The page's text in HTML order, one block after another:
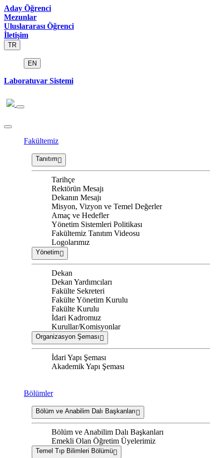
Aday Öğrenci
Mezunlar
Uluslararası Öğrenci
İletişim
TR
EN
Laboratuvar Sistemi
Fakültemiz
Tanıtım
Tarihçe
Rektörün Mesajı
Dekanın Mesajı
Misyon, Vizyon ve Temel Değerler
Amaç ve Hedefler
Yönetim Sistemleri Politikası
Fakültemiz Tanıtım Videosu
Logolarımız
Yönetim
Dekan
Dekan Yardımcıları
Fakülte Sekreteri
Fakülte Yönetim Kurulu
Fakülte Kurulu
İdari Kadromuz
Kurullar/Komisyonlar
Organizasyon Şeması
İdari Yapı Şeması
Akademik Yapı Şeması
Bölümler
Bölüm ve Anabilim Dalı Başkanları
Bölüm ve Anabilim Dalı Başkanları
Emekli Olan Öğretim Üyelerimiz
Temel Tıp Bilimleri Bölümü